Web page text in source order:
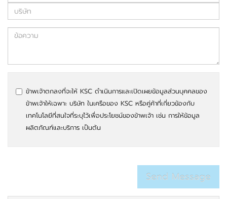
ข้าพเจ้าตกลงที่จะให้ KSC ดำเนินการและเปิดเผยข้อมูลส่วนบุคคลของ
ข้าพเจ้าให้เฉพาะ บริษัท ในเครือของ KSC หรือคู่ค้าที่เกี่ยวข้องกับ
เทคโนโลยีที่สนใจที่ระบุไว้เพื่อประโยชน์ของข้าพเจ้า เช่น การให้ข้อมูล
ผลิตภัณฑ์และบริการ เป็นต้น